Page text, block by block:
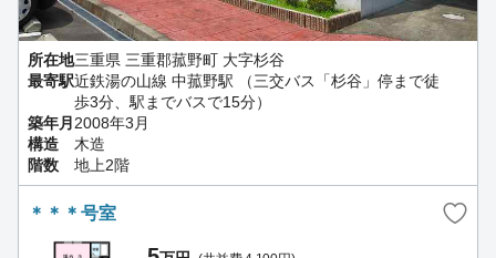
所在地三重県 三重郡菰野町 大字杉谷
最寄駅近鉄湯の山線 中菰野駅 （三交バス「杉谷」停まで徒
歩3分、駅までバスで15分）
築年月 2008年3月
構造
木造
階数
地上2階
＊＊＊号室